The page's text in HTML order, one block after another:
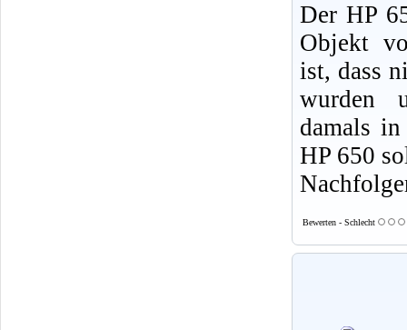
Der HP
Objekt
ist, dass
wurden
damals
HP 650
Bewerten - Schlecht